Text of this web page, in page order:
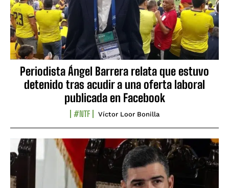
Periodista Ángel Barrera relata que estuvo
detenido tras acudir a una oferta laboral
publicada en Facebook
#NTF Víctor Loor Bonilla